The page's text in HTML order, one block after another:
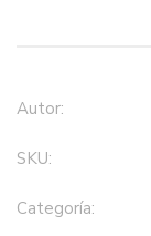
Autor:
SKU:
Categoría: